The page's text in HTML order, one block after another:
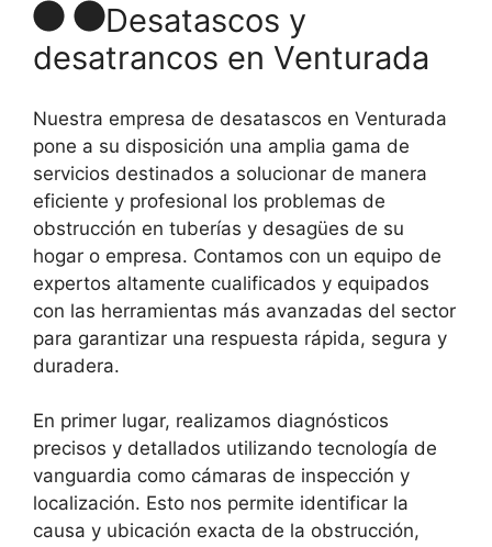
Desatascos y
desatrancos en Venturada
Nuestra empresa de desatascos en Venturada
pone a su disposición una amplia gama de
servicios destinados a solucionar de manera
eficiente y profesional los problemas de
obstrucción en tuberías y desagües de su
hogar o empresa. Contamos con un equipo de
expertos altamente cualificados y equipados
con las herramientas más avanzadas del sector
para garantizar una respuesta rápida, segura y
duradera.
En primer lugar, realizamos diagnósticos
precisos y detallados utilizando tecnología de
vanguardia como cámaras de inspección y
localización. Esto nos permite identificar la
causa y ubicación exacta de la obstrucción,